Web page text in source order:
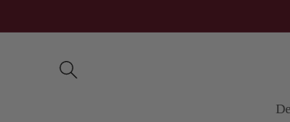
al contenido